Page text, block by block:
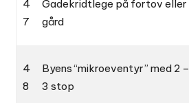
4
7
Gadekridtlege på fortov eller
gård
4
8
Byens “mikroeventyr” med 2 –
3 stop